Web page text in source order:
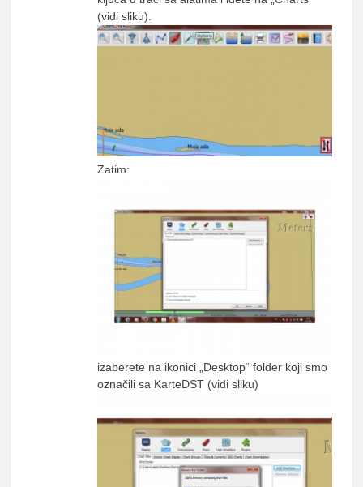
(vidi sliku).
Zatim:
izaberete na ikonici „Desktop“ folder koji smo
označili sa KarteDST (vidi sliku)